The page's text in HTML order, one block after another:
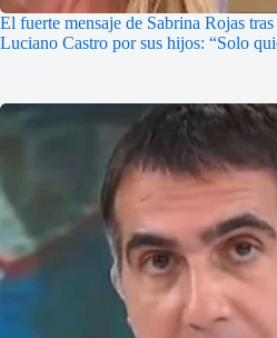
El fuerte mensaje de Sabrina Rojas
Luciano Castro por sus hijos: “Solo